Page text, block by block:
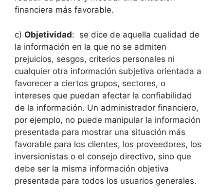
financiera más favorable.
c) Objetividad: se dice de aquella cualidad de
la información en la que no se admiten
prejuicios, sesgos, criterios personales ni
cualquier otra información subjetiva orientada a
favorecer a ciertos grupos, sectores, o
intereses que puedan afectar la confiabilidad
de la información. Un administrador financiero,
por ejemplo, no puede manipular la información
presentada para mostrar una situación más
favorable para los clientes, los proveedores, los
inversionistas o el consejo directivo, sino que
debe ser la misma información objetiva
presentada para todos los usuarios generales.